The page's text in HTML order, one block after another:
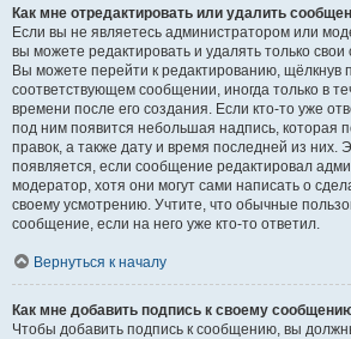
Как мне отредактировать или удалить
Если вы не являетесь администратором или
вы можете редактировать и удалять только
Вы можете перейти к редактированию, щёлкнув
соответствующем сообщении, иногда только в
времени после его создания. Если кто-то уже
под ним появится небольшая надпись, которая
правок, а также дату и время последней из них.
появляется, если сообщение редактировал
модератор, хотя они могут сами написать о
своему усмотрению. Учтите, что обычные
сообщение, если на него уже кто-то ответил.
Вернуться к началу
Как мне добавить подпись к своему
Чтобы добавить подпись к сообщению, вы